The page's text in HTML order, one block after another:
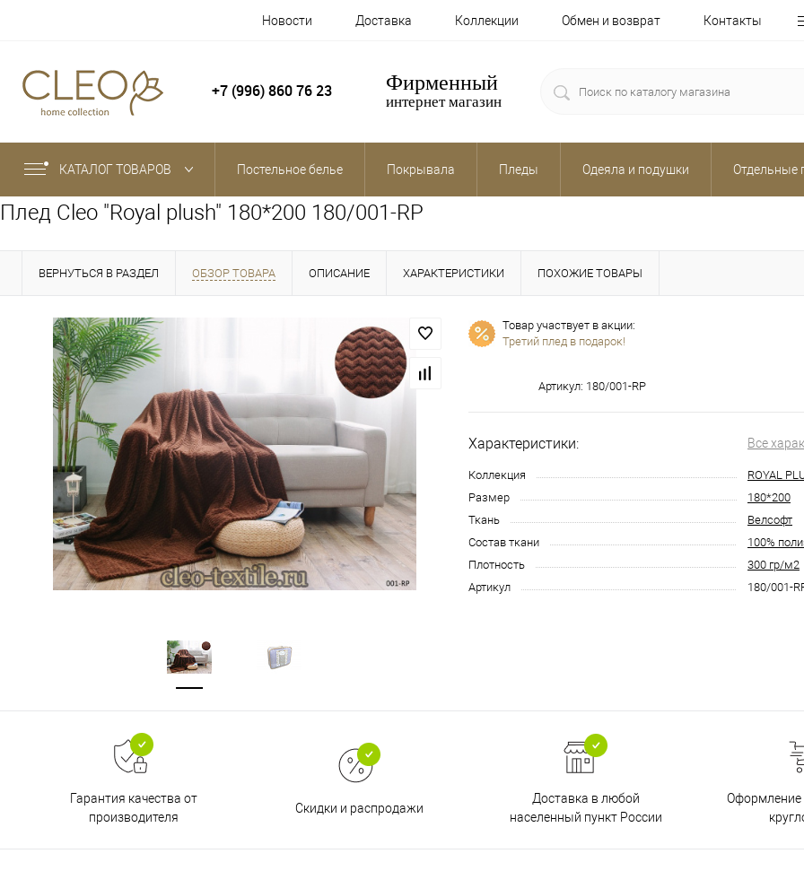
Новости Доставка Коллекции Обмен и возврат Контакты
+7 (996) 860 76 23 Фирменный
интернет магазин
КАТАЛОГ ТОВАРОВ Постельное белье Покрывала Пледы Одеяла и подушки Отдельные
Плед Cleo "Royal plush" 180*200 180/001-RP
ВЕРНУТЬСЯ В РАЗДЕЛ ОБЗОР ТОВАРА ОПИСАНИЕ ХАРАКТЕРИСТИКИ ПОХОЖИЕ ТОВАРЫ
Товар участвует в акции:
Третий плед в подарок!
Артикул: 180/001-RP
Характеристики: Все
Коллекция
ROYAL
Размер
180*200
Ткань
Велсофт
Состав ткани
100%
Плотность
300 гр/м2
Артикул
180/001-
Гарантия качества от
производителя
Скидки и распродажи
Доставка в любой
населенный пункт России
Оформление